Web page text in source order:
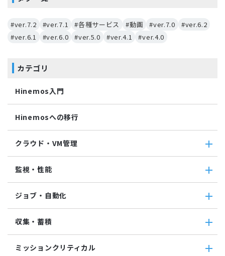
#ver.7.2 #ver.7.1 #各種サービス #動画 #ver.7.0
#ver.6.2
#ver.6.1
#ver.6.0 #ver.5.0 #ver.4.1 #ver.4.0
カテゴリ
Hinemos入門
Hinemosへの移行
クラウド・VM管理
クラウド・VM共通
クラウド管理機能(AWS)
VM管理機能
監視・性能
パケットキャプチャ監視
カスタムトラップ監視
カスタム監視
バイナリファイル監視
収集値統合監視
ジョブ・自動化
ジョブ機能全般について
コマンドジョブ
ファイル転送ジョブ
収集・蓄積
転送
ミッションクリティカル